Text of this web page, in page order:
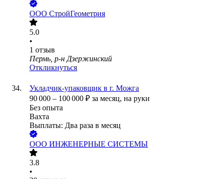
ООО СтройГеометрия
5.0
•
1 отзыв
Пермь, р-н Дзержинский
Откликнуться
Укладчик-упаковщик в г. Можга
90 000 – 100 000 ₽ за месяц, на руки
Без опыта
Вахта
Выплаты: Два раза в месяц
ООО ИНЖЕНЕРНЫЕ СИСТЕМЫ
3.8
•